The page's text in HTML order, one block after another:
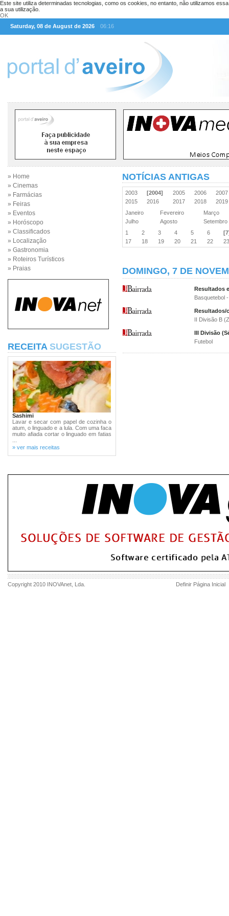
Este site utiliza determinadas tecnologias, como os cookies, no entanto, não utilizamos
a sua utilização.
OK
Saturday, 08 de August de 2026
06:16
» Home
» Cinemas
» Farmácias
» Feiras
» Eventos
» Horóscopo
» Classificados
» Localização
» Gastronomia
» Roteiros Turísticos
» Praias
RECEITA SUGESTÃO
Sashimi
Lavar e secar com papel de cozinha o
atum, o linguado e a lula. Com uma faca
muito afiada cortar o linguado em fatias
» ver mais receitas
NOTÍCIAS ANTIGAS
2003 [2004] 2005 2006
2015
2016 2017 2018
Janeiro
Fevereiro
Março
Julho
Agosto
1
2 3 4 5 6
17
18 19 20 21 22
DOMINGO, 7 DE
Resultados
Basquetebol
Resultados/
II Divisão B
III Divisão
Futebol
Copyright 2010 INOVAnet , Lda. Definir Página Inicial